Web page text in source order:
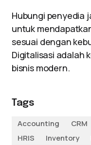
Hubungi penyedia
untuk
sesuai dengan
Digitalisasi adalah
bisnis modern.
Tags
Accounting
CRM
HRIS
Inventory